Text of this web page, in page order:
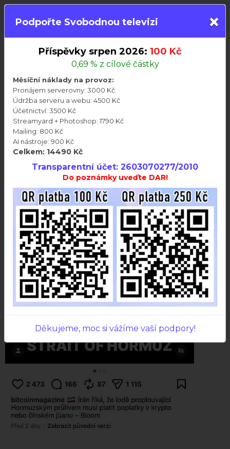
Videa Členství Besedy Audioknihy
Aktuality Připravujeme
Svobodná televize>>Všechny články
Telegramové zprávy 4.duben 2026
Podpořte Svobodnou televizi ×
Příspěvky srpen 2026: 100 Kč
0,69 % z cílové částky
Měsíční náklady na provoz:
Pronájem serverovny: 3000 Kč
Údržba serveru a webu: 4500 Kč
Účetnictví: 3500 Kč
Streamyard + Photoshop: 1790 Kč
Mailing: 800 Kč
AI nástroje: 900 Kč
Celkem: 14490 Kč
Transparentní účet: 2603070277/2010
Do poznámky uveďte DAR!
Děkujeme, moc si vážíme vaší podpory!